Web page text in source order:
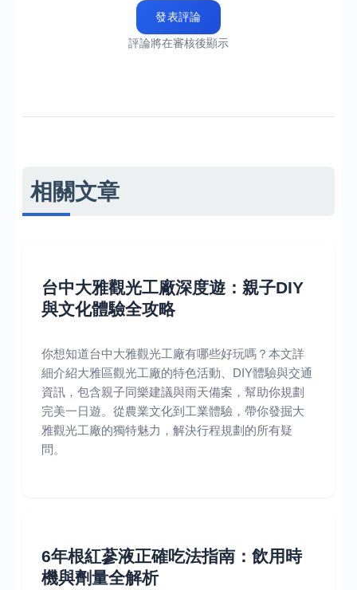
發表評論
評論將在審核後顯示
相關文章
台中大雅觀光工廠深度遊：親子DIY
與文化體驗全攻略
你想知道台中大雅觀光工廠有哪些好玩嗎？本文詳
細介紹大雅區觀光工廠的特色活動、DIY體驗與交通
資訊，包含親子同樂建議與雨天備案，幫助你規劃
完美一日遊。從農業文化到工業體驗，帶你發掘大
雅觀光工廠的獨特魅力，解決行程規劃的所有疑
問。
6年根紅蔘液正確吃法指南：飲用時
機與劑量全解析